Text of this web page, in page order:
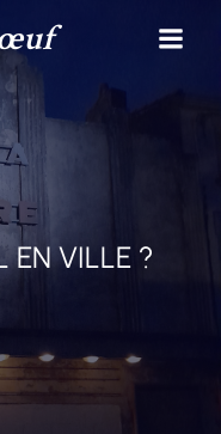
EN VILLE ?